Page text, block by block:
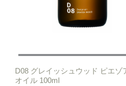
D08 グレイッシュウッド ピエゾ
オイル 100ml